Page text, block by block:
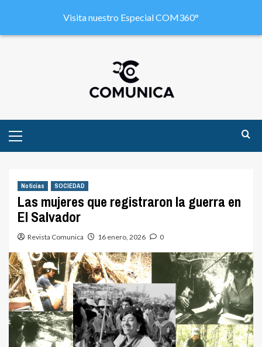
Noticias SOCIEDAD
Las mujeres que registraron la guerra en
El Salvador
Revista Comunica 16 enero, 2026 0
Visita nuestro Especial COM360°